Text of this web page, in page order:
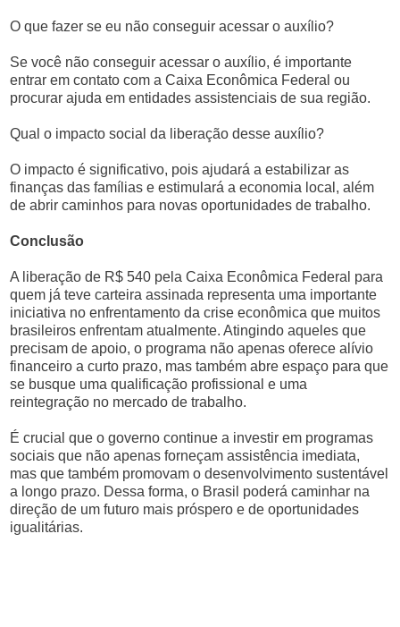
O que fazer se eu não conseguir acessar o auxílio?
Se você não conseguir acessar o auxílio, é importante
entrar em contato com a Caixa Econômica Federal ou
procurar ajuda em entidades assistenciais de sua região.
Qual o impacto social da liberação desse auxílio?
O impacto é significativo, pois ajudará a estabilizar as
finanças das famílias e estimulará a economia local, além
de abrir caminhos para novas oportunidades de trabalho.
Conclusão
A liberação de R$ 540 pela Caixa Econômica Federal para
quem já teve carteira assinada representa uma importante
iniciativa no enfrentamento da crise econômica que muitos
brasileiros enfrentam atualmente. Atingindo aqueles que
precisam de apoio, o programa não apenas oferece alívio
financeiro a curto prazo, mas também abre espaço para que
se busque uma qualificação profissional e uma
reintegração no mercado de trabalho.
É crucial que o governo continue a investir em programas
sociais que não apenas forneçam assistência imediata,
mas que também promovam o desenvolvimento sustentável
a longo prazo. Dessa forma, o Brasil poderá caminhar na
direção de um futuro mais próspero e de oportunidades
igualitárias.